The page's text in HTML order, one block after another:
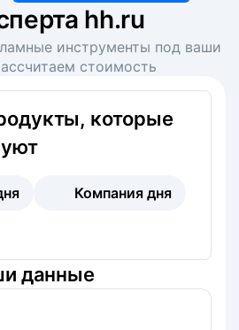
hh.ru
инструменты под ваши
стоимость
которые
Компания дня
данные